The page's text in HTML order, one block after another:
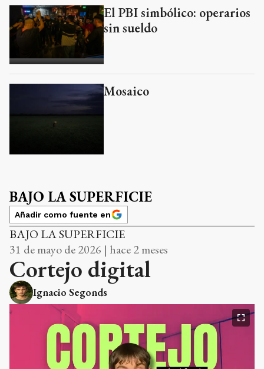
El PBI simbólico: operarios
sin sueldo
Mosaico
BAJO LA SUPERFICIE
Añadir como fuente en
BAJO LA SUPERFICIE
31 de mayo de 2026 | hace 2 meses
Cortejo digital
Ignacio Segonds